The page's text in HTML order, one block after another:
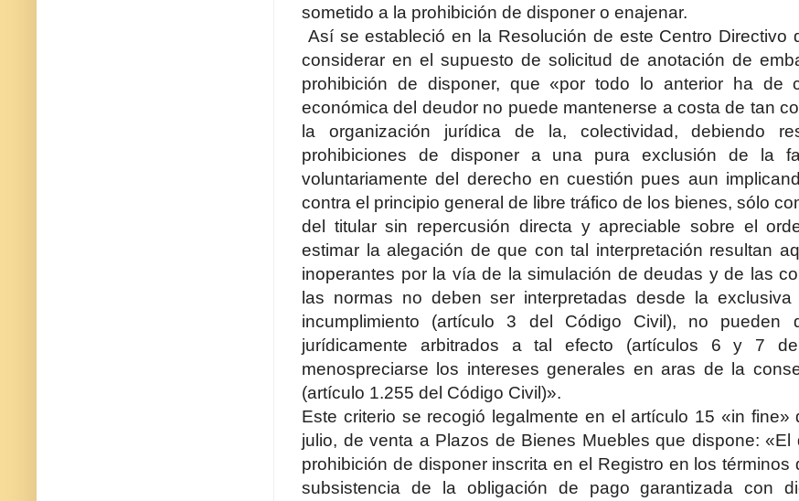
sometido a la prohibición de disponer o enajenar.
Así se estableció en la Resolución de este Centro Directivo
considerar en el supuesto de solicitud de anotación de
prohibición de disponer, que «por todo lo anterior ha de
económica del deudor no puede mantenerse a costa de tan
la organización jurídica de la, colectividad, debiendo
prohibiciones de disponer a una pura exclusión de la
voluntariamente del derecho en cuestión pues aun
contra el principio general de libre tráfico de los bienes, sólo
del titular sin repercusión directa y apreciable sobre el
estimar la alegación de que con tal interpretación resultan
inoperantes por la vía de la simulación de deudas y de las
las normas no deben ser interpretadas desde la exclusiva
incumplimiento (artículo 3 del Código Civil), no pueden
jurídicamente arbitrados a tal efecto (artículos 6 y 7
menospreciarse los intereses generales en aras de la
(artículo 1.255 del Código Civil)».
Este criterio se recogió legalmente en el artículo 15 «in
julio, de venta a Plazos de Bienes Muebles que dispone:
prohibición de disponer inscrita en el Registro en los
subsistencia de la obligación de pago garantizada con